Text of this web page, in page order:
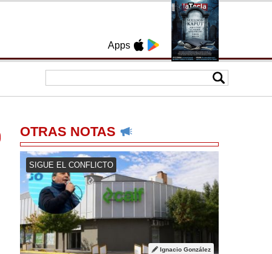
Apps
OTRAS NOTAS
SIGUE EL CONFLICTO
Ignacio González